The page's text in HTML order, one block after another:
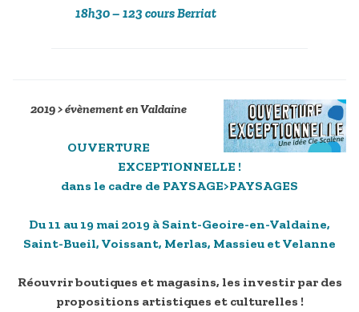
18h30– 123 cours Berriat
2019 > évènement en Valdaine
OUVERTURE
EXCEPTIONNELLE !
dans le cadre de PAYSAGE>PAYSAGES
Du 11 au 19 mai 2019 à Saint-Geoire-en-Valdaine,
Saint-Bueil, Voissant, Merlas, Massieu et Velanne
Réouvrir boutiques et magasins, les investir par des
propositions artistiques et culturelles !